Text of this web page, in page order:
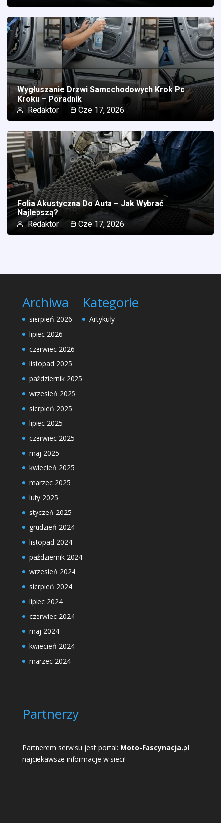
Wygłuszanie Drzwi Samochodowych Krok Po
Kroku – Poradnik
Redaktor
Cze 17, 2026
Folia Akustyczna Do Auta – Jak Wybrać
Najlepszą?
Redaktor
Cze 17, 2026
Archiwa
sierpień 2026
lipiec 2026
czerwiec 2026
listopad 2025
październik 2025
wrzesień 2025
sierpień 2025
lipiec 2025
czerwiec 2025
maj 2025
kwiecień 2025
marzec 2025
luty 2025
styczeń 2025
grudzień 2024
listopad 2024
październik 2024
wrzesień 2024
sierpień 2024
lipiec 2024
czerwiec 2024
maj 2024
kwiecień 2024
marzec 2024
Kategorie
Artykuły
Partnerzy
Partnerem serwisu jest portal: Moto-Fascynacja.pl
najciekawsze informacje w sieci!